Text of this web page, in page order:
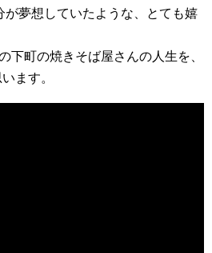
夢想していたような、とても嬉
下町の焼きそば屋さんの人生を、
ます。